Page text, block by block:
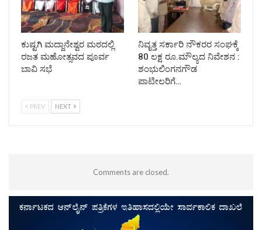
ಕುಷ್ಟಗಿ ಮದ್ದಾನೇಶ್ವರ ಮಠದಲ್ಲಿ
ರಜತ ಮಹೋತ್ಸವದ ಪೂರ್ವ
ಬಾವಿ ಸಭೆ
ನಿವೃತ್ತ ಸರ್ಕಾರಿ ನೌಕರರ ಸಂಘಕ್ಕೆ
80 ಲಕ್ಷ ರೂ.ಮೌಲ್ಯದ ನಿವೇಶನ :
ಶಂಭುಲಿಂಗನಗೌಡ
ಪಾಟೀಲರಿಗೆ…
PREV NEXT
Comments are closed.